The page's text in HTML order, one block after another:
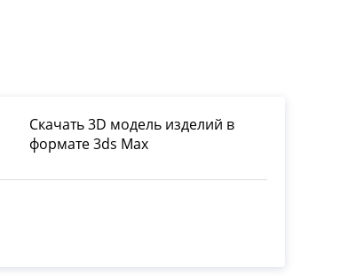
Скачать 3D модель изделий в
формате 3ds Max